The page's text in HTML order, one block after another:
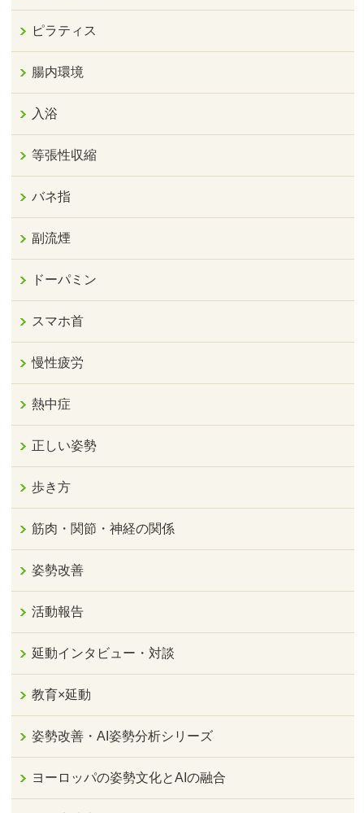
ピラティス
腸内環境
入浴
等張性収縮
バネ指
副流煙
ドーパミン
スマホ首
慢性疲労
熱中症
正しい姿勢
歩き方
筋肉・関節・神経の関係
姿勢改善
活動報告
延動インタビュー・対談
教育×延動
姿勢改善・AI姿勢分析シリーズ
ヨーロッパの姿勢文化とAIの融合